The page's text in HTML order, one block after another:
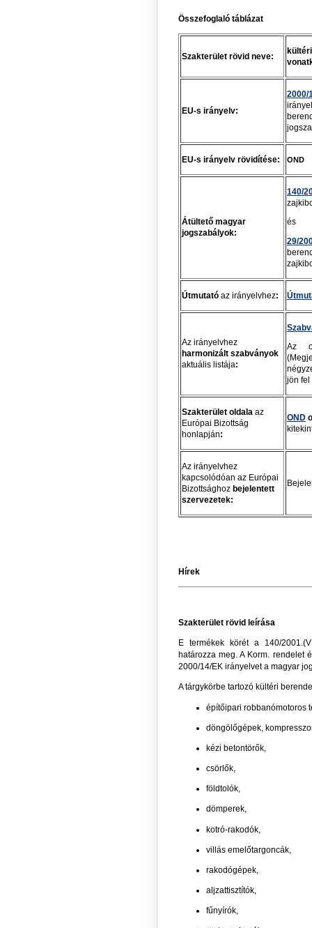
Összefoglaló táblázat
Szakterület rövid neve:
EU-s irányelv:
2000/
EU-s irányelv rövidítése: OND
Átültető magyar
jogszabályok:
140/
és
29/
Útmutató az irányelvhez:
Az irányelvhez
harmonizált szabványok
aktuális listája:
Az
jön fel
Szakterület oldala az
Európai Bizottság
honlapján:
OND
Az irányelvhez
kapcsolódóan az Európai
Bizottsághoz bejelentett
szervezetek:
Hírek
Szakterület rövid leírása
E termékek körét a 140/
határozza meg. A Korm. rendelet
2000/14/EK irányelvet a magyar
A tárgykörbe tartozó kültéri
építőipari robbanómotoros
döngölőgépek,
kézi betontörők,
csörlők,
földtolók,
dömperek,
kotró-rakodók,
villás emelőtargoncák,
rakodógépek,
aljzattisztítók,
fűnyírók,